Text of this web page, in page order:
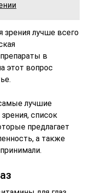
лучше всего
в
этот вопрос
лучшие
список
предлагает
а также